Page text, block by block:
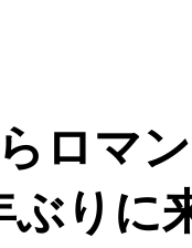
ロマ
ぶり